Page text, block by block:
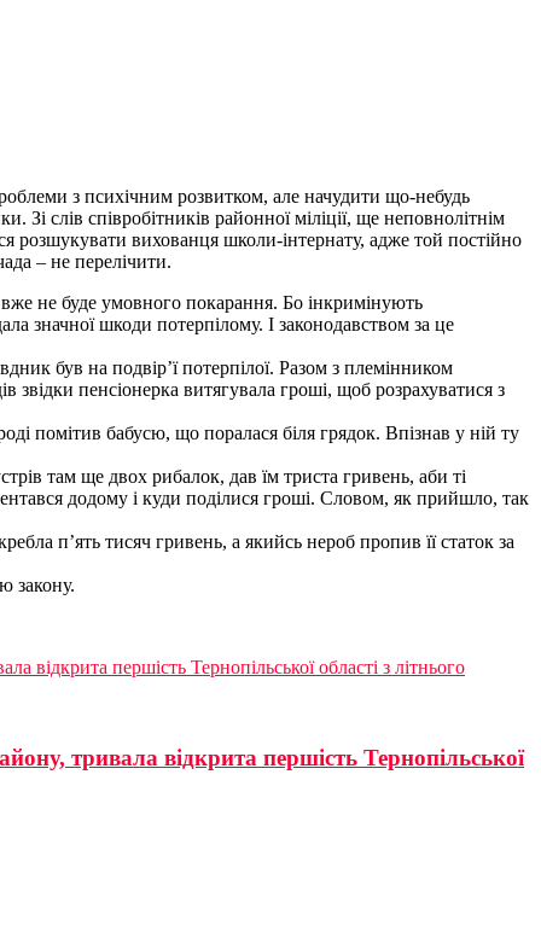
з психічним розвитком, але начудити що-небудь
слів співробітників районної міліції, ще неповнолітнім
розшукувати вихованця школи-інтернату, адже той постійно
– не перелічити.
вже не буде умовного покарання. Бо інкримінують
значної шкоди потерпілому. І законодавством за це
був на подвір’ї потерпілої. Разом з племінником
пенсіонерка витягувала гроші, щоб розрахуватися з
помітив бабусю, що поралася біля грядок. Впізнав у ній ту
там ще двох рибалок, дав їм триста гривень, аби ті
додому і куди поділися гроші. Словом, як прийшло, так
п’ять тисяч гривень, а якийсь нероб пропив її статок за
закону.
відкрита першість Тернопільської області з літнього
тривала відкрита першість Тернопільської